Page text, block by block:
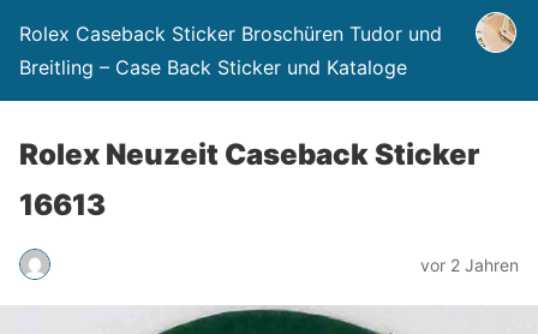
Rolex Caseback Sticker Broschüren Tudor und
Breitling – Case Back Sticker und Kataloge
Rolex Neuzeit Caseback Sticker
16613
vor 2 Jahren